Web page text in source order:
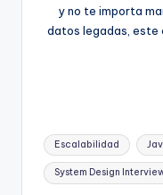
y no te importa
datos legadas, este
Escalabilidad
System Design